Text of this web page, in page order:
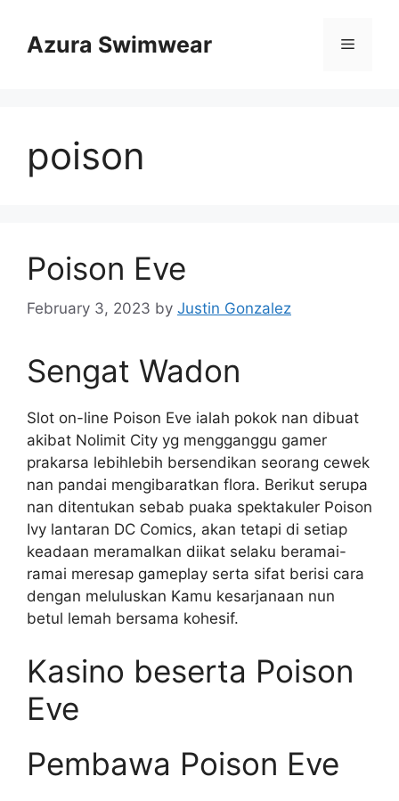
contentAzura Swimwear Menu
poison
Poison Eve
February 3, 2023 by Justin Gonzalez
Sengat Wadon
Slot on-line Poison Eve ialah pokok nan dibuat
akibat Nolimit City yg mengganggu gamer
prakarsa lebihlebih bersendikan seorang cewek
nan pandai mengibaratkan flora. Berikut serupa
nan ditentukan sebab puaka spektakuler Poison
Ivy lantaran DC Comics, akan tetapi di setiap
keadaan meramalkan diikat selaku beramai-
ramai meresap gameplay serta sifat berisi cara
dengan meluluskan Kamu kesarjanaan nun
betul lemah bersama kohesif.
Kasino beserta Poison
Eve
Pembawa Poison Eve